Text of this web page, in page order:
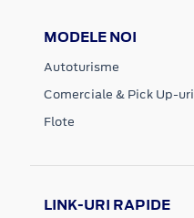
MODELE NOI
Autoturisme
Comerciale & Pick Up-uri
Flote
LINK-URI RAPIDE